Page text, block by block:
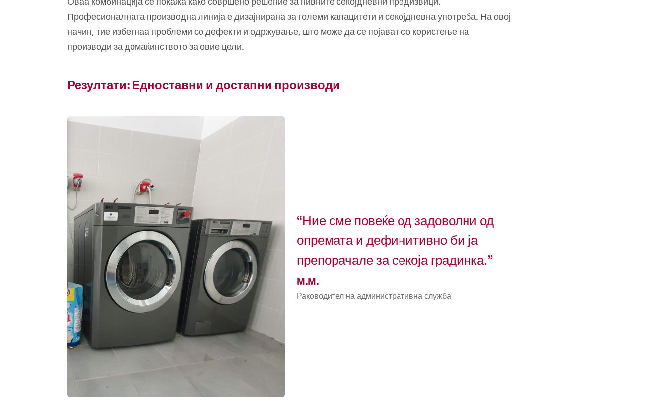
Професионалната производна линија е дизајнирана за големи капацитети и секојдневна употреба. На овој
начин, тие избегнаа проблеми со дефекти и одржување, што може да се појават со користење на
производи за домаќинството за овие цели.
Резултати: Едноставни и достапни производи
“Ние сме повеќе од задоволни од
опремата и дефинитивно би ја
препорачале за секоја градинка.”
М.М.
Раководител на административна служба